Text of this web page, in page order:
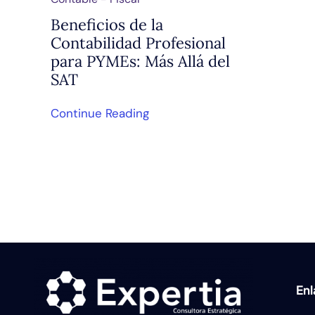
Beneficios de la
Contabilidad Profesional
para PYMEs: Más Allá del
SAT
Continue Reading